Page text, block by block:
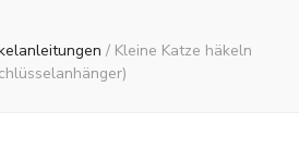
/ Kleine Katze häkeln